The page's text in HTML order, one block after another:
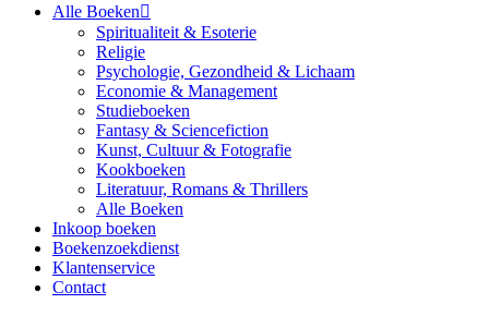
Alle Boeken
Spiritualiteit & Esoterie
Religie
Psychologie, Gezondheid & Lichaam
Economie & Management
Studieboeken
Fantasy & Sciencefiction
Kunst, Cultuur & Fotografie
Kookboeken
Literatuur, Romans & Thrillers
Alle Boeken
Inkoop boeken
Boekenzoekdienst
Klantenservice
Contact